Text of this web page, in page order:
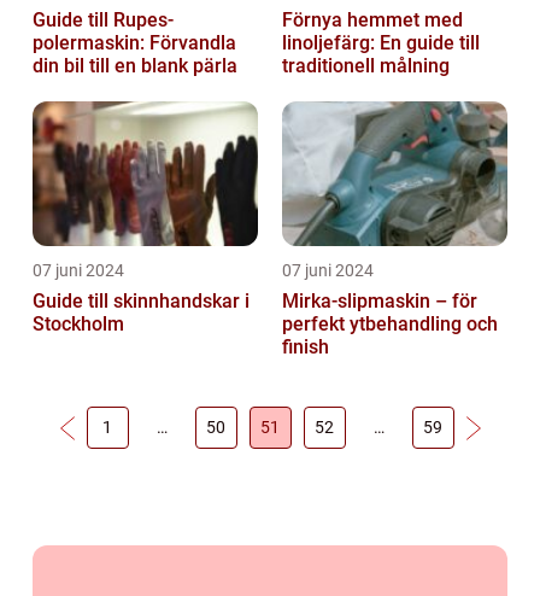
Guide till Rupes-
polermaskin: Förvandla
din bil till en blank pärla
Förnya hemmet med
linoljefärg: En guide till
traditionell målning
07 juni 2024
Guide till skinnhandskar i
Stockholm
07 juni 2024
Mirka-slipmaskin – för
perfekt ytbehandling och
finish
1 … 50 51 52 … 59